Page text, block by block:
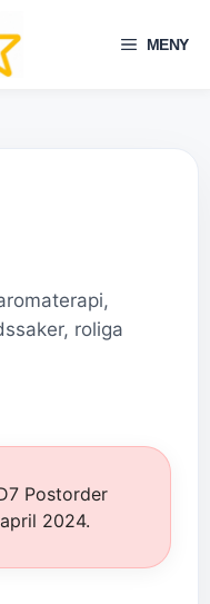
MENY
roliga
Postorder
2024.